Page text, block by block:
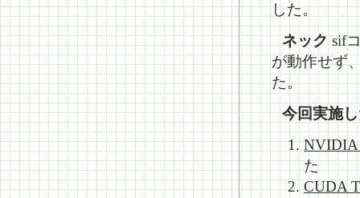
した。
ネックsif
が動作せず
た。
今回実施
NVIDIA
た
CUDA